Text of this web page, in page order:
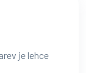
je lehce